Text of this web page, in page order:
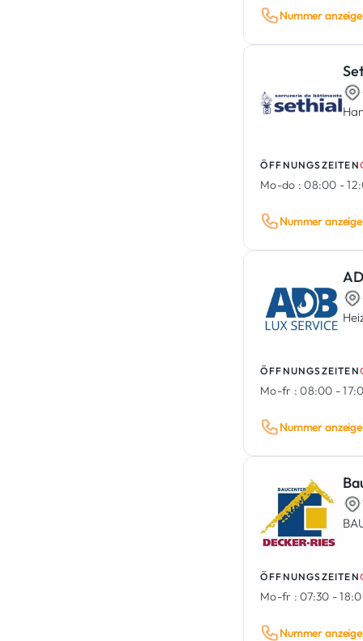
Nummer
ÖFFNUNGSZEITEN
Mo-do : 08:00 -
Nummer
ÖFFNUNGSZEITEN
Mo-fr : 08:00 -
Nummer
ÖFFNUNGSZEITEN
Mo-fr : 07:30 -
Nummer